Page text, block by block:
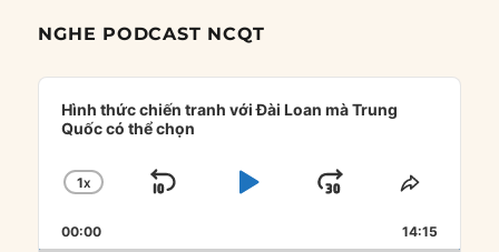
NGHE PODCAST NCQT
Audio
Player
Hình thức chiến tranh với Đài Loan mà Trung
Quốc có thể chọn
CHANGE
RATE
1X
SKIP
PLAYJUMP
FORWARD
SHARE
00:00 14:15